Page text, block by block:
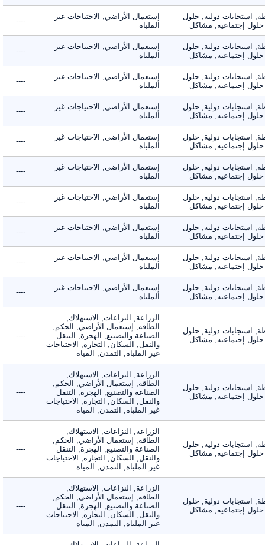
استجابات دولية, حلول
إجتماعيه, مشاكل
إستعمال الأراضي, الاحتياجات غير
الملباه
----
استجابات دولية, حلول
إجتماعيه, مشاكل
إستعمال الأراضي, الاحتياجات غير
الملباه
----
استجابات دولية, حلول
إجتماعيه, مشاكل
إستعمال الأراضي, الاحتياجات غير
الملباه
----
استجابات دولية, حلول
إجتماعيه, مشاكل
إستعمال الأراضي, الاحتياجات غير
الملباه
----
استجابات دولية, حلول
إجتماعيه, مشاكل
إستعمال الأراضي, الاحتياجات غير
الملباه
----
استجابات دولية, حلول
إجتماعيه, مشاكل
إستعمال الأراضي, الاحتياجات غير
الملباه
----
استجابات دولية, حلول
إجتماعيه, مشاكل
إستعمال الأراضي, الاحتياجات غير
الملباه
----
استجابات دولية, حلول
إجتماعيه, مشاكل
إستعمال الأراضي, الاحتياجات غير
الملباه
----
استجابات دولية, حلول
إجتماعيه, مشاكل
إستعمال الأراضي, الاحتياجات غير
الملباه
----
استجابات دولية, حلول
إجتماعيه, مشاكل
إستعمال الأراضي, الاحتياجات غير
الملباه
----
استجابات دولية, حلول
إجتماعيه, مشاكل
الزراعة, النزاعات, الاستهلاك,
الطاقه, إستعمال الأراضي, الحكم,
الصناعة والتصنيع, الهجرة, التنقل
والنقل, السكان, التجاره, الاحتياجات
غير الملباه, التمدن, المياه
----
استجابات دولية, حلول
إجتماعيه, مشاكل
الزراعة, النزاعات, الاستهلاك,
الطاقه, إستعمال الأراضي, الحكم,
الصناعة والتصنيع, الهجرة, التنقل
والنقل, السكان, التجاره, الاحتياجات
غير الملباه, التمدن, المياه
----
استجابات دولية, حلول
إجتماعيه, مشاكل
الزراعة, النزاعات, الاستهلاك,
الطاقه, إستعمال الأراضي, الحكم,
الصناعة والتصنيع, الهجرة, التنقل
والنقل, السكان, التجاره, الاحتياجات
غير الملباه, التمدن, المياه
----
استجابات دولية, حلول
إجتماعيه, مشاكل
الزراعة, النزاعات, الاستهلاك,
الطاقه, إستعمال الأراضي, الحكم,
الصناعة والتصنيع, الهجرة, التنقل
والنقل, السكان, التجاره, الاحتياجات
غير الملباه, التمدن, المياه
----